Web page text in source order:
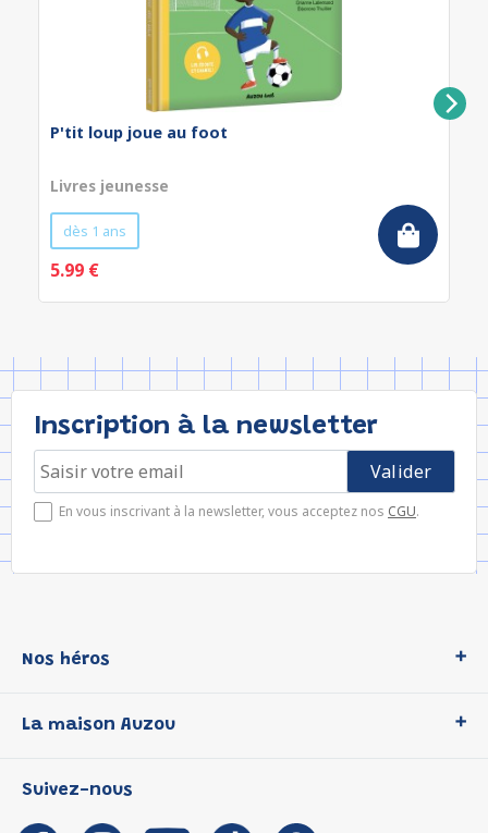
P'tit loup joue au foot
Livres jeunesse
dès 1 ans
5.99 €
Inscription à la newsletter
En vous inscrivant à la newsletter, vous acceptez nos CGU.
Nos héros
P'tit Loup
Les Influenceuses
La maison Auzou
Notre histoire
Suivez-nous